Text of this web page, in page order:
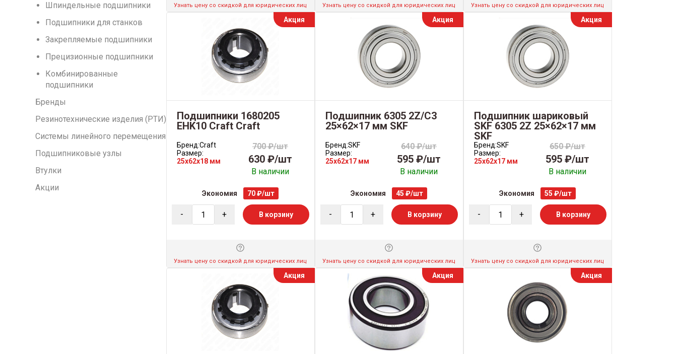
Шпиндельные подшипники
Подшипники для станков
Закрепляемые подшипники
Прецизионные подшипники
Комбинированные
подшипники
Бренды
Резинотехнические изделия (РТИ)
Системы линейного перемещения
Подшипниковые узлы
Втулки
Акции
Узнать цену со скидкой для юридических лиц Узнать цену со скидкой для юридических лиц Узнать цену со скидкой для юридических лиц
Акция
Подшипники 1680205
EHK10 Craft Craft
Бренд:Craft
Размер:
25x62x18 мм
700 ₽/шт
630 ₽/шт
В наличии
Экономия 70 ₽/шт
- + В корзину
Узнать цену со скидкой для юридических лиц
Акция
Подшипник 6305 2Z/C3
25×62×17 мм SKF
Бренд:SKF
Размер:
25x62x17 мм
640 ₽/шт
595 ₽/шт
В наличии
Экономия 45 ₽/шт
- + В корзину
Узнать цену со скидкой для юридических лиц
Акция
Подшипник шариковый
SKF 6305 2Z 25×62×17 мм
SKF
Бренд:SKF
Размер:
25x62x17 мм
650 ₽/шт
595 ₽/шт
В наличии
Экономия 55 ₽/шт
- + В корзину
Узнать цену со скидкой для юридических лиц
Акция Акция Акция